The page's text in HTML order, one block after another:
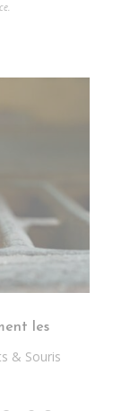
les
& Souris